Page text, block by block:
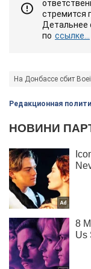
стремится
Детальнее
по ссылке...
На Донбассе сбит
Редакционная